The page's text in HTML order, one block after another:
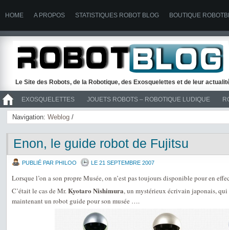
HOME A PROPOS STATISTIQUES ROBOT BLOG BOUTIQUE
Le Site des Robots, de la Robotique, des Exosquelettes et de leur
EXOSQUELETTES JOUETS ROBOTS – ROBOTIQUE LUDIQUE
>> ROBOTS
Navigation: Weblog /
Enon, le guide robot de Fujitsu
PUBLIÉ PAR PHILOO LE 21 SEPTEMBRE 2007
Lorsque l’on a son propre Musée, on n’est pas toujours disponible pour en
C’était le cas de Mr.Kyotaro Nishimura, un mystérieux écrivain japonais,
maintenant un robot guide pour son musée ….